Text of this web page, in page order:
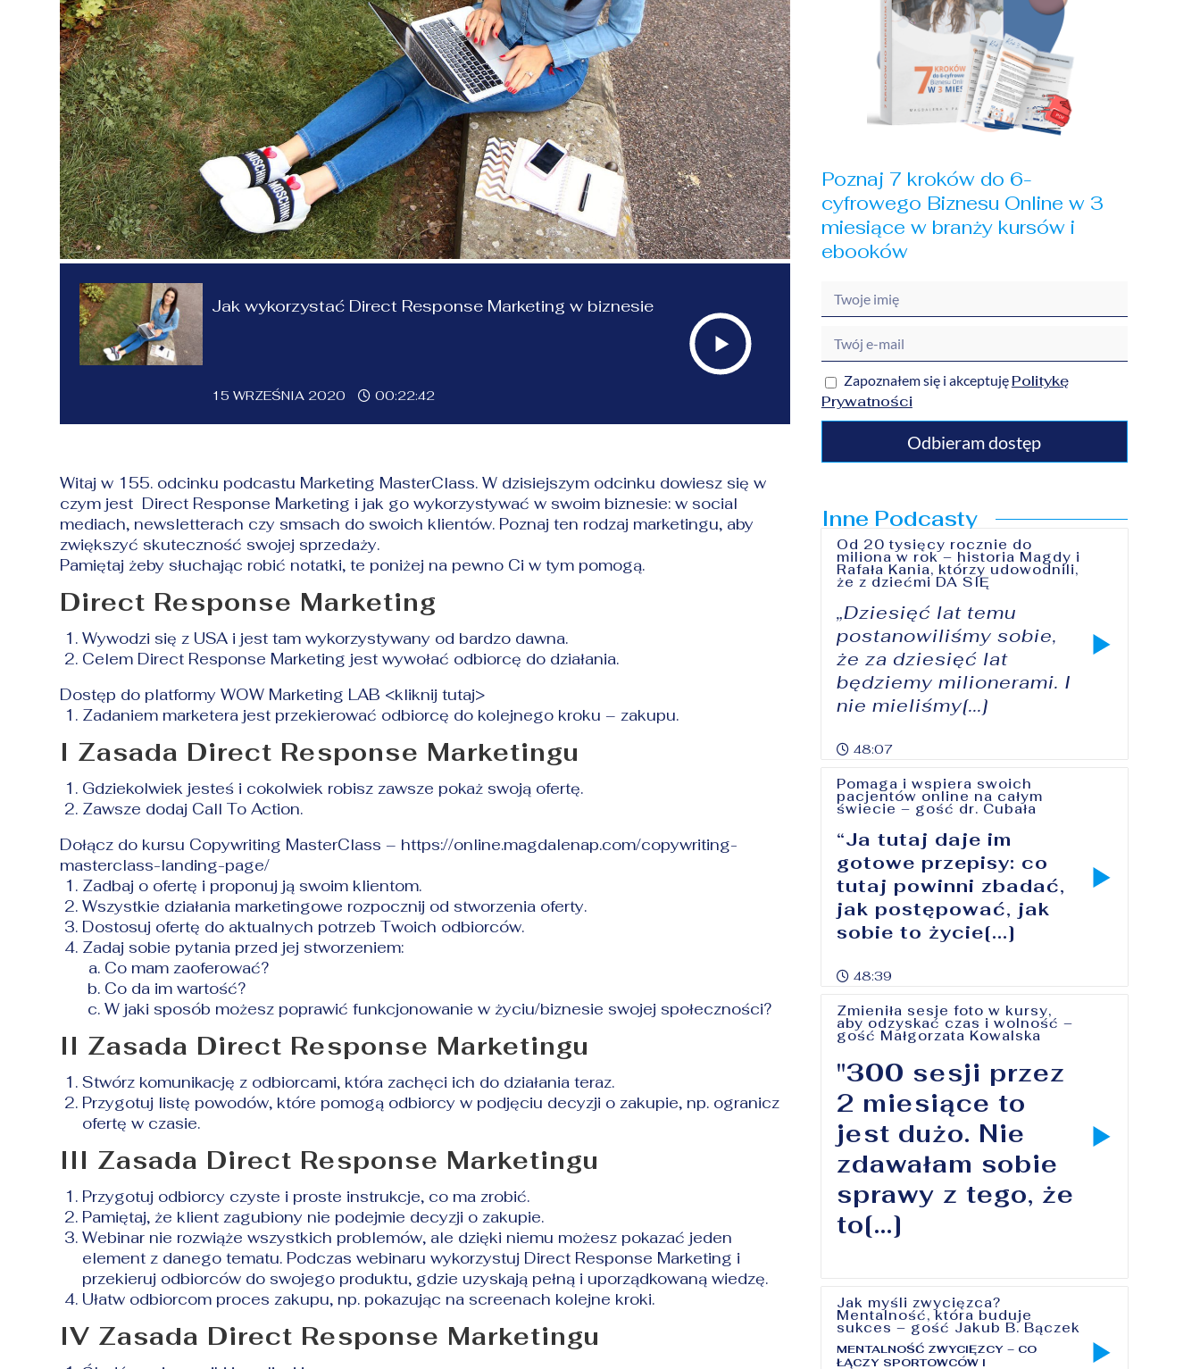
Jak wykorzystać Direct Response Marketing w biznesie
15 WRZEŚNIA 2020 00:22:42
Witaj w 155. odcinku podcastu Marketing MasterClass. W dzisiejszym odcinku dowiesz się w
czym jest Direct Response Marketing i jak go wykorzystywać w swoim biznesie: w social
mediach, newsletterach czy smsach do swoich klientów. Poznaj ten rodzaj marketingu, aby
zwiększyć skuteczność swojej sprzedaży.
Pamiętaj żeby słuchając robić notatki, te poniżej na pewno Ci w tym pomogą.
Direct Response Marketing
Wywodzi się z USA i jest tam wykorzystywany od bardzo dawna.
Celem Direct Response Marketing jest wywołać odbiorcę do działania.
Dostęp do platformy WOW Marketing LAB <kliknij tutaj>
Zadaniem marketera jest przekierować odbiorcę do kolejnego kroku – zakupu.
I Zasada Direct Response Marketingu
Gdziekolwiek jesteś i cokolwiek robisz zawsze pokaż swoją ofertę.
Zawsze dodaj Call To Action.
Dołącz do kursu Copywriting MasterClass – https://online.magdalenap.com/copywriting-
masterclass-landing-page/
Zadbaj o ofertę i proponuj ją swoim klientom.
Wszystkie działania marketingowe rozpocznij od stworzenia oferty.
Dostosuj ofertę do aktualnych potrzeb Twoich odbiorców.
Zadaj sobie pytania przed jej stworzeniem:
Co mam zaoferować?
Co da im wartość?
W jaki sposób możesz poprawić funkcjonowanie w życiu/biznesie swojej społeczności?
II Zasada Direct Response Marketingu
Stwórz komunikację z odbiorcami, która zachęci ich do działania teraz.
Przygotuj listę powodów, które pomogą odbiorcy w podjęciu decyzji o zakupie, np. ogranicz
ofertę w czasie.
III Zasada Direct Response Marketingu
Przygotuj odbiorcy czyste i proste instrukcje, co ma zrobić.
Pamiętaj, że klient zagubiony nie podejmie decyzji o zakupie.
Webinar nie rozwiąże wszystkich problemów, ale dzięki niemu możesz pokazać jeden
element z danego tematu. Podczas webinaru wykorzystuj Direct Response Marketing i
przekieruj odbiorców do swojego produktu, gdzie uzyskają pełną i uporządkowaną wiedzę.
Ułatw odbiorcom proces zakupu, np. pokazując na screenach kolejne kroki.
IV Zasada Direct Response Marketingu
Poznaj 7 kroków do 6-
cyfrowego Biznesu Online w 3
miesiące w branży kursów i
ebooków
Zapoznałem się i akceptuję Politykę
Prywatności
Odbieram dostęp
Inne Podcasty
Od 20 tysięcy rocznie do
miliona w rok – historia Magdy i
Rafała Kania, którzy udowodnili,
że z dziećmi DA SIĘ
„Dziesięć lat temu
postanowiliśmy sobie,
że za dziesięć lat
będziemy milionerami. I
nie mieliśmy[...]
48:07
Pomaga i wspiera swoich
pacjentów online na całym
świecie – gość dr. Cubała
“Ja tutaj daje im
gotowe przepisy: co
tutaj powinni zbadać,
jak postępować, jak
sobie to życie[...]
48:39
Zmieniła sesje foto w kursy,
aby odzyskać czas i wolność –
gość Małgorzata Kowalska
"300 sesji przez
2 miesiące to
jest dużo. Nie
zdawałam sobie
sprawy z tego, że
to[...]
Jak myśli zwycięzca?
Mentalność, która buduje
sukces – gość Jakub B. Bączek
MENTALNOŚĆ ZWYCIĘZCY – CO
ŁĄCZY SPORTOWCÓW I